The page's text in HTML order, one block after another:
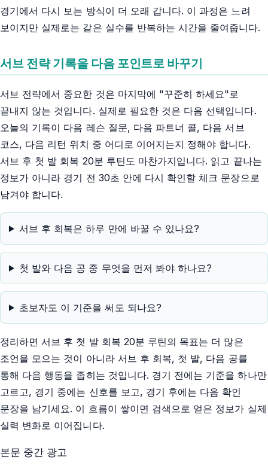
경기에서 다시 보는 방식이 더 오래 갑니다. 이 과정은 느려
보이지만 실제로는 같은 실수를 반복하는 시간을 줄여줍니다.
서브 전략 기록을 다음 포인트로 바꾸기
서브 전략에서 중요한 것은 마지막에 "꾸준히 하세요"로
끝내지 않는 것입니다. 실제로 필요한 것은 다음 선택입니다.
오늘의 기록이 다음 레슨 질문, 다음 파트너 콜, 다음 서브
코스, 다음 리턴 위치 중 어디로 이어지는지 정해야 합니다.
서브 후 첫 발 회복 20분 루틴도 마찬가지입니다. 읽고 끝나는
정보가 아니라 경기 전 30초 안에 다시 확인할 체크 문장으로
남겨야 합니다.
서브 후 회복은 하루 만에 바꿀 수 있나요?
첫 발와 다음 공 중 무엇을 먼저 봐야 하나요?
초보자도 이 기준을 써도 되나요?
정리하면 서브 후 첫 발 회복 20분 루틴의 목표는 더 많은
조언을 모으는 것이 아니라 서브 후 회복, 첫 발, 다음 공를
통해 다음 행동을 좁히는 것입니다. 경기 전에는 기준을 하나만
고르고, 경기 중에는 신호를 보고, 경기 후에는 다음 확인
문장을 남기세요. 이 흐름이 쌓이면 검색으로 얻은 정보가 실제
실력 변화로 이어집니다.
본문 중간 광고